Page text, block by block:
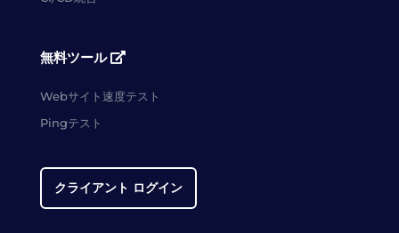
無料ツール
Webサイト速度テスト
Pingテスト
クライアント ログイン